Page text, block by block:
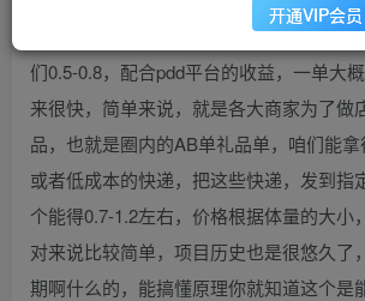
我们在电商平台0增的商品，寄给回收的
们0.5-0.8，配合pdd平台的收益，一单大
来很快，简单来说，就是各大商家为了做
品，也就是圈内的AB单礼品单，咱们能
或者低成本的快递，把这些快递，发到指
个能得0.7-1.2左右，价格根据体量的大小
对来说比较简单，项目历史也是很悠久了
期啊什么的，能搞懂原理你就知道这个是
开通VIP会员